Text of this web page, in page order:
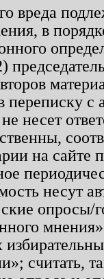
вреда
в
переписку с
несет
на сайте
несут
опросы/
считать,